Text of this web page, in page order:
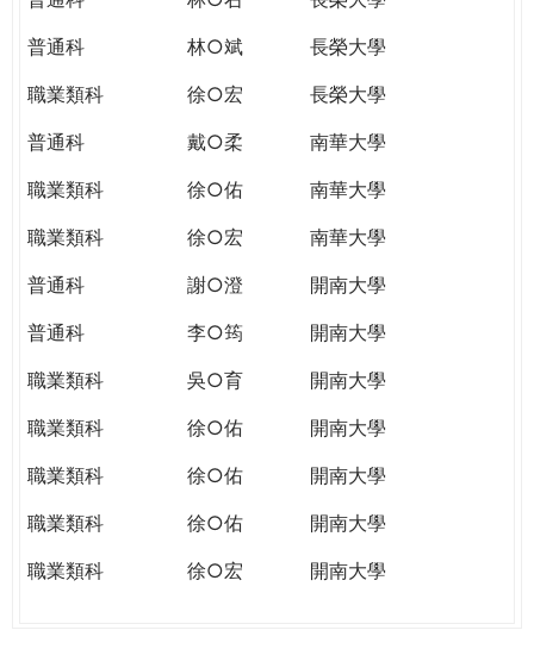
普通科
林○斌
長榮大學
職業類科
徐○宏
長榮大學
普通科
戴○柔
南華大學
職業類科
徐○佑
南華大學
職業類科
徐○宏
南華大學
普通科
謝○澄
開南大學
普通科
李○筠
開南大學
職業類科
吳○育
開南大學
職業類科
徐○佑
開南大學
職業類科
徐○佑
開南大學
職業類科
徐○佑
開南大學
職業類科
徐○宏 開南大學